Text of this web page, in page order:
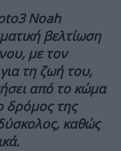
Noah
βελτίωση
με τον
τη ζωή του,
από το κώμα
δρόμος της
καθώς